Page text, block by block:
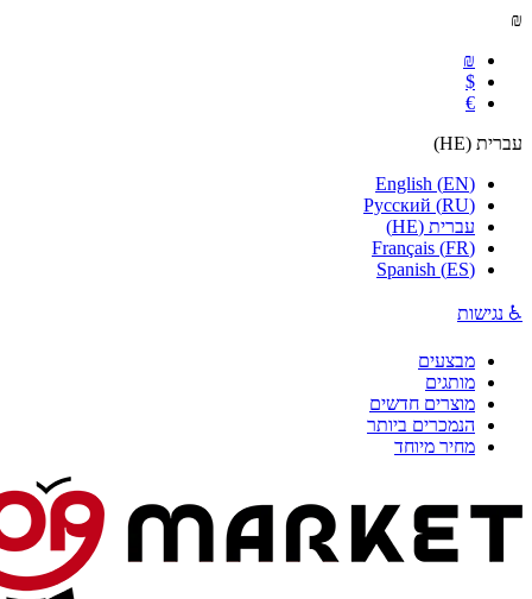
₪
₪
$
€
עברית (
HE
)
English (EN)
Русский (RU)
עברית (
HE
)
Français (FR)
Spanish (ES)
♿ נגישות
מבצעים
מותגים
מוצרים חדשים
הנמכרים ביותר
מחיר מיוחד